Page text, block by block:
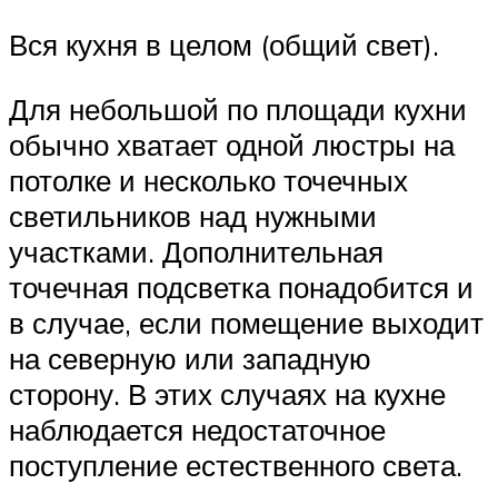
Вся кухня в целом (общий свет).
Для небольшой по площади кухни
обычно хватает одной люстры на
потолке и несколько точечных
светильников над нужными
участками. Дополнительная
точечная подсветка понадобится и
в случае, если помещение выходит
на северную или западную
сторону. В этих случаях на кухне
наблюдается недостаточное
поступление естественного света.